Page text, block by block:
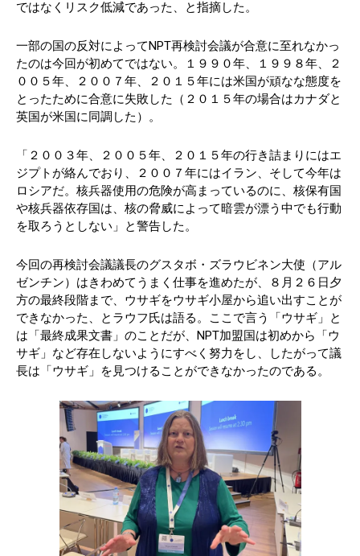
ではなくリスク低減であった、と指摘した。
一部の国の反対によってNPT再検討会議が合意に至れなかっ
たのは今回が初めてではない。１９９０年、１９９８年、２
００５年、２００７年、２０１５年には米国が頑なな態度を
とったために合意に失敗した（２０１５年の場合はカナダと
英国が米国に同調した）。
「２００３年、２００５年、２０１５年の行き詰まりにはエ
ジプトが絡んでおり、２００７年にはイラン、そして今年は
ロシアだ。核兵器使用の危険が高まっているのに、核保有国
や核兵器依存国は、核の脅威によって暗雲が漂う中でも行動
を取ろうとしない」と警告した。
今回の再検討会議議長のグスタボ・ズラウビネン大使（アル
ゼンチン）はきわめてうまく仕事を進めたが、８月２６日夕
方の最終段階まで、ウサギをウサギ小屋から追い出すことが
できなかった、とラウフ氏は語る。ここで言う「ウサギ」と
は「最終成果文書」のことだが、NPT加盟国は初めから「ウ
サギ」など存在しないようにすべく努力をし、したがって議
長は「ウサギ」を見つけることができなかったのである。